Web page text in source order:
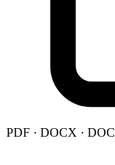
PDF · DOCX · DOC